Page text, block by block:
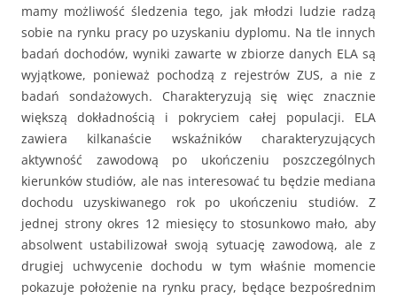
mamy możliwość śledzenia tego, jak młodzi ludzie radzą
sobie na rynku pracy po uzyskaniu dyplomu. Na tle innych
badań dochodów, wyniki zawarte w zbiorze danych ELA są
wyjątkowe, ponieważ pochodzą z rejestrów ZUS, a nie z
badań sondażowych. Charakteryzują się więc znacznie
większą dokładnością i pokryciem całej populacji. ELA
zawiera kilkanaście wskaźników charakteryzujących
aktywność zawodową po ukończeniu poszczególnych
kierunków studiów, ale nas interesować tu będzie mediana
dochodu uzyskiwanego rok po ukończeniu studiów. Z
jednej strony okres 12 miesięcy to stosunkowo mało, aby
absolwent ustabilizował swoją sytuację zawodową, ale z
drugiej uchwycenie dochodu w tym właśnie momencie
pokazuje położenie na rynku pracy, będące bezpośrednim